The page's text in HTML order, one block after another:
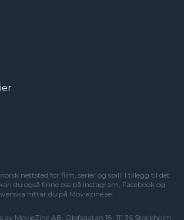
nettsted for film, serier og spill. I tillegg til det
du også finne oss på Instagram, Facebook og
hittar du på Moviezine.se
av MovieZine AB, Olofsgatan 18, 111 36 Stockholm